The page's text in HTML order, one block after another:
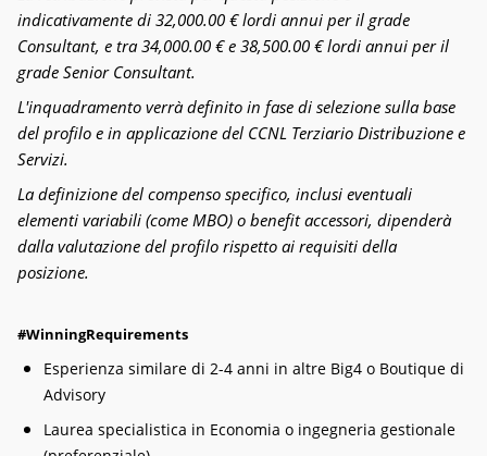
indicativamente di 32,000.00 € lordi annui per il grade
Consultant, e tra 34,000.00 € e 38,500.00 € lordi annui per il
grade Senior Consultant.
L'inquadramento verrà definito in fase di selezione sulla base
del profilo e in applicazione del CCNL Terziario Distribuzione e
Servizi.
La definizione del compenso specifico, inclusi eventuali
elementi variabili (come MBO) o benefit accessori, dipenderà
dalla valutazione del profilo rispetto ai requisiti della
posizione.
#WinningRequirements
Esperienza similare di 2-4 anni in altre Big4 o Boutique di
Advisory
Laurea specialistica in Economia o ingegneria gestionale